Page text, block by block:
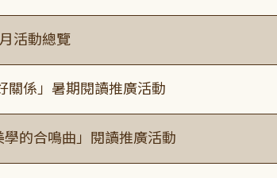
活動總覽
關係」暑期閱讀推廣活動
學的合鳴曲」閱讀推廣活動